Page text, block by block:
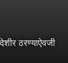
ठरण्याऐवजी